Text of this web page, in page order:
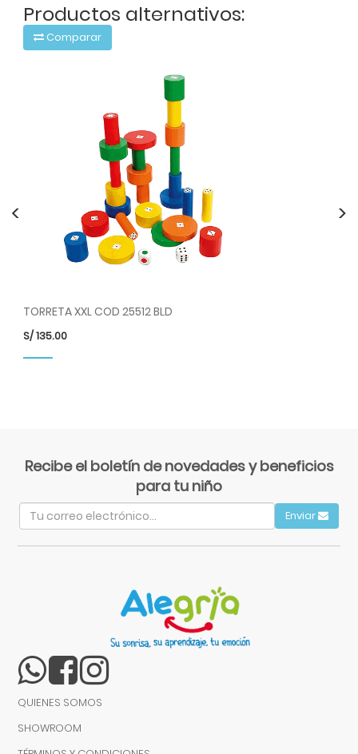
Productos alternativos:
Comparar
TORRETA XXL COD 25512 BLD
S/135.00
< >
Recibe el boletín de novedades y beneficios
para tu niño
Enviar
QUIENES SOMOS
SHOWROOM